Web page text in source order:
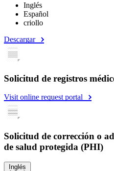
Inglés
Español
criollo
Descargar
Solicitud de registros
Visit online request portal
Solicitud de corrección o
de salud protegida (PHI)
Inglés